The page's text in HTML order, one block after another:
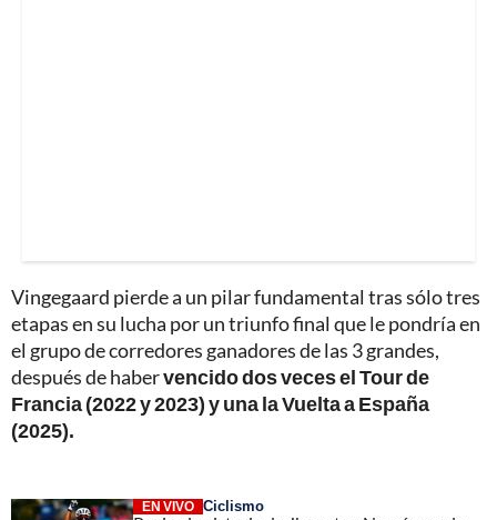
Vingegaard pierde a un pilar fundamental tras sólo tres
etapas en su lucha por un triunfo final que le pondría en
el grupo de corredores ganadores de las 3 grandes,
después de habervencido dos veces el Tour de
Francia (2022 y 2023) y una la Vuelta a España
(2025).
EN VIVO Ciclismo